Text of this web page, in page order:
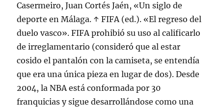
Casermeiro, Juan Cortés Jaén, «Un siglo de
deporte en Málaga. ↑ FIFA (ed.). «El regreso del
duelo vasco». FIFA prohibió su uso al calificarlo
de irreglamentario (consideró que al estar
cosido el pantalón con la camiseta, se entendía
que era una única pieza en lugar de dos). Desde
2004, la NBA está conformada por 30
franquicias y sigue desarrollándose como una